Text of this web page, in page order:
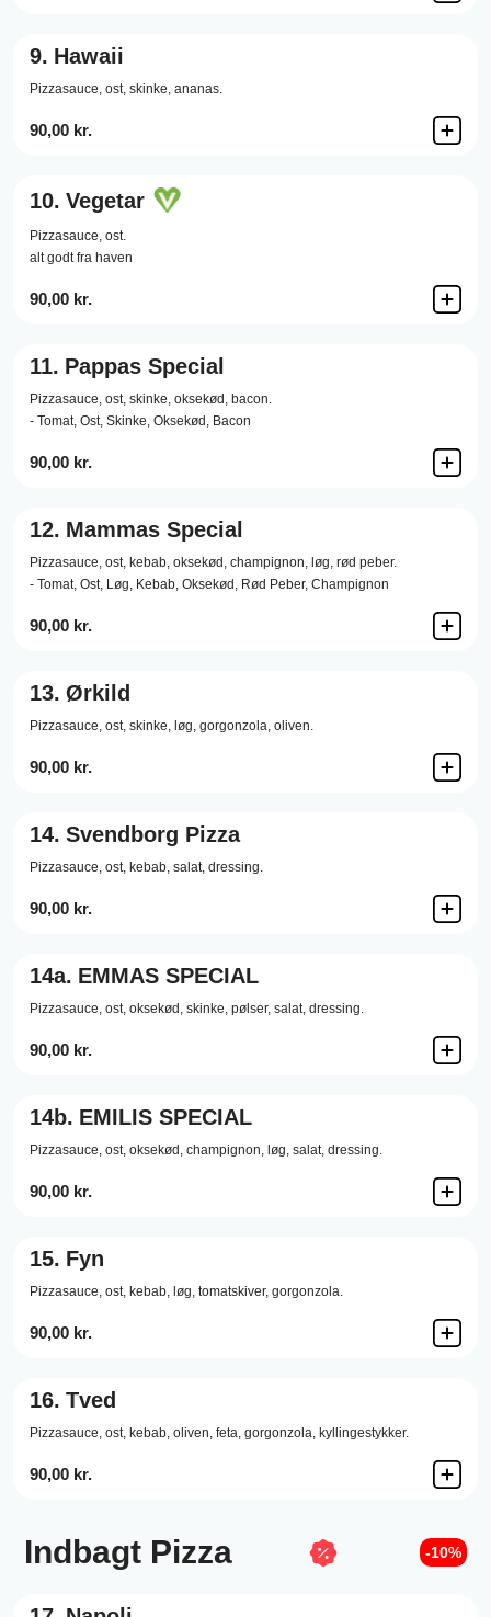
9. Hawaii
Pizzasauce, ost, skinke, ananas.
90,00 kr.
10. Vegetar
Pizzasauce, ost.
alt godt fra haven
90,00 kr.
11. Pappas Special
Pizzasauce, ost, skinke, oksekød, bacon.
- Tomat, Ost, Skinke, Oksekød, Bacon
90,00 kr.
12. Mammas Special
Pizzasauce, ost, kebab, oksekød, champignon, løg, rød peber.
- Tomat, Ost, Løg, Kebab, Oksekød, Rød Peber, Champignon
90,00 kr.
13. Ørkild
Pizzasauce, ost, skinke, løg, gorgonzola, oliven.
90,00 kr.
14. Svendborg Pizza
Pizzasauce, ost, kebab, salat, dressing.
90,00 kr.
14a. EMMAS SPECIAL
Pizzasauce, ost, oksekød, skinke, pølser, salat, dressing.
90,00 kr.
14b. EMILIS SPECIAL
Pizzasauce, ost, oksekød, champignon, løg, salat, dressing.
90,00 kr.
15. Fyn
Pizzasauce, ost, kebab, løg, tomatskiver, gorgonzola.
90,00 kr.
16. Tved
Pizzasauce, ost, kebab, oliven, feta, gorgonzola, kyllingestykker.
90,00 kr.
Indbagt Pizza -10%